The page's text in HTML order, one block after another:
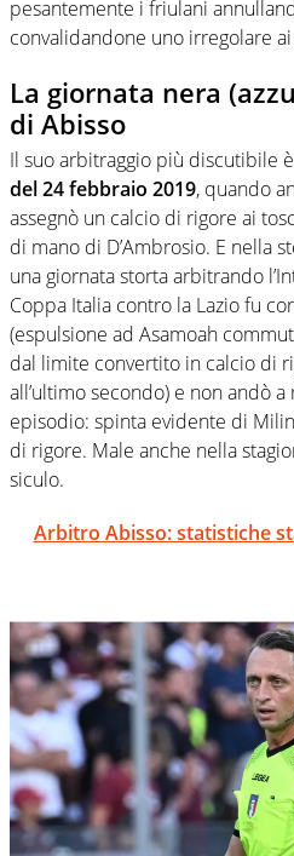
pesantemente i friulani
convalidandone uno irregolare ai
La giornata nera
di Abisso
Il suo arbitraggio più discutibile
del 24 febbraio 2019, quando
assegnò un calcio di rigore ai
di mano di D’Ambrosio. E nella
una giornata storta arbitrando
Coppa Italia contro la Lazio fu
(espulsione ad Asamoah
dal limite convertito in calcio di
all’ultimo secondo) e non andò
episodio: spinta evidente di
di rigore. Male anche nella
siculo.
Arbitro Abisso: statistiche